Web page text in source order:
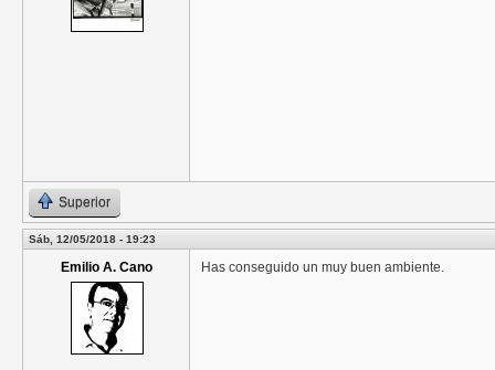
Superior
Sáb, 12/05/2018 - 19:23
Emilio A. Cano Has conseguido un muy buen ambiente.